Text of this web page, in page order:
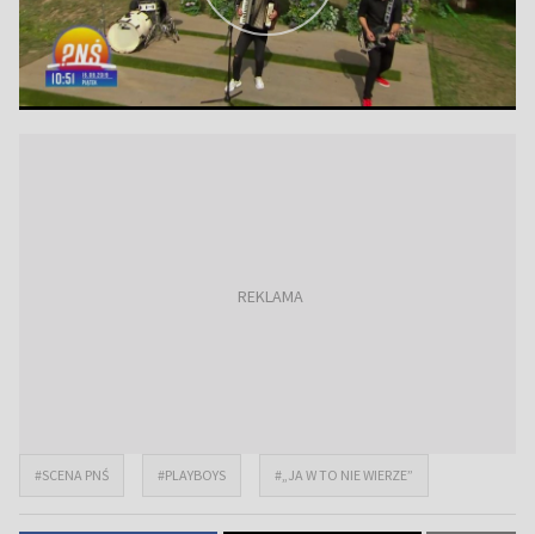
#SCENA PNŚ #PLAYBOYS #„JA W TO NIE WIERZE”